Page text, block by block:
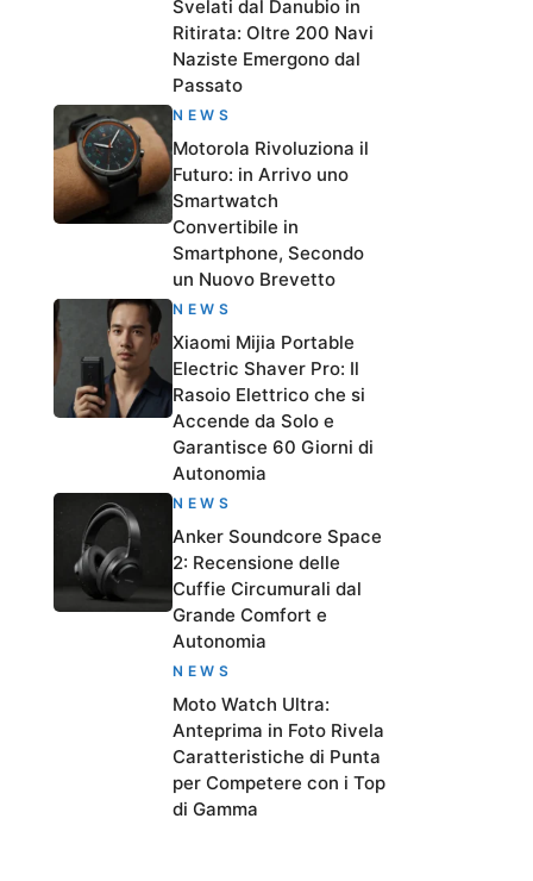
Svelati dal Danubio in
Ritirata: Oltre 200 Navi
Naziste Emergono dal
Passato
NEWS
Motorola Rivoluziona il
Futuro: in Arrivo uno
Smartwatch
Convertibile in
Smartphone, Secondo
un Nuovo Brevetto
NEWS
Xiaomi Mijia Portable
Electric Shaver Pro: Il
Rasoio Elettrico che si
Accende da Solo e
Garantisce 60 Giorni di
Autonomia
NEWS
Anker Soundcore Space
2: Recensione delle
Cuffie Circumurali dal
Grande Comfort e
Autonomia
NEWS
Moto Watch Ultra:
Anteprima in Foto Rivela
Caratteristiche di Punta
per Competere con i Top
di Gamma